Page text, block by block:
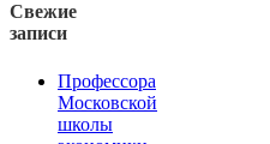
Свежие
записи
Профессора
Московской
школы